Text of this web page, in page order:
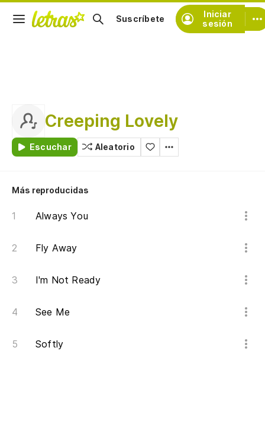
Iniciar
sesión
Suscríbete
Creeping Lovely
Escuchar Aleatorio
Más reproducidas
Always You
Fly Away
I'm Not Ready
See Me
Softly